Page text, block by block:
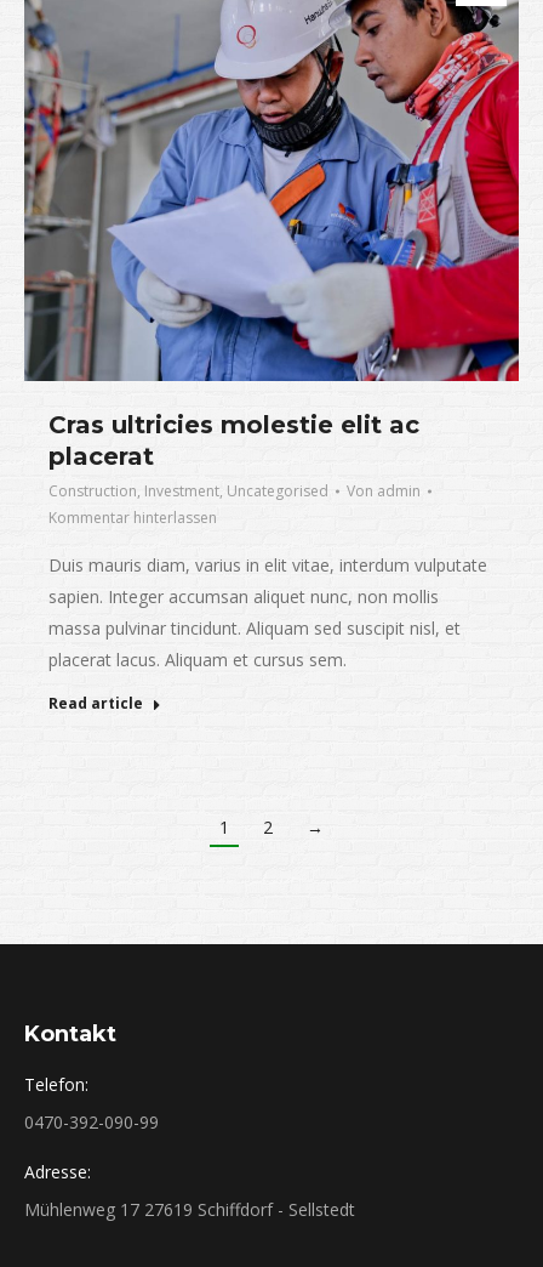
Cras ultricies molestie elit ac
placerat
Construction, Investment, Uncategorised Von admin
Kommentar hinterlassen
Duis mauris diam, varius in elit vitae, interdum vulputate
sapien. Integer accumsan aliquet nunc, non mollis
massa pulvinar tincidunt. Aliquam sed suscipit nisl, et
placerat lacus. Aliquam et cursus sem.
Read article
1 2 →
Kontakt
Telefon:
0470-392-090-99
Adresse:
Mühlenweg 17 27619 Schiffdorf - Sellstedt